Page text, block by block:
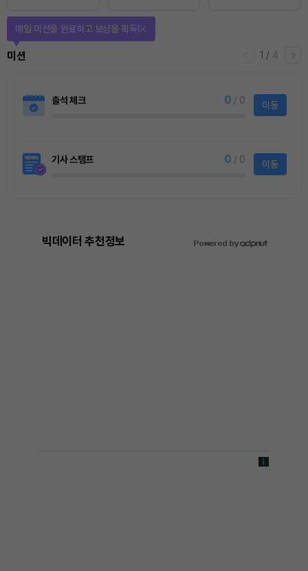
1 / 4
미션
매일 미션을 완료하고 보상을 획득!
출석 체크 0 / 0 이동
기사 스탬프 0 / 0 이동
빅데이터 추천정보